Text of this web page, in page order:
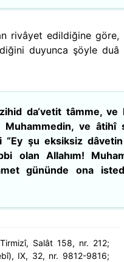
rivâyet edildiğine göre,
duyunca şöyle duâ
da‘vetit tâmme, ve
ve âtihî
“Ey şu eksiksiz
olan Allahım!
gününde ona
Salât 158, nr. 212;
IX, 32, nr. 9812-9816;